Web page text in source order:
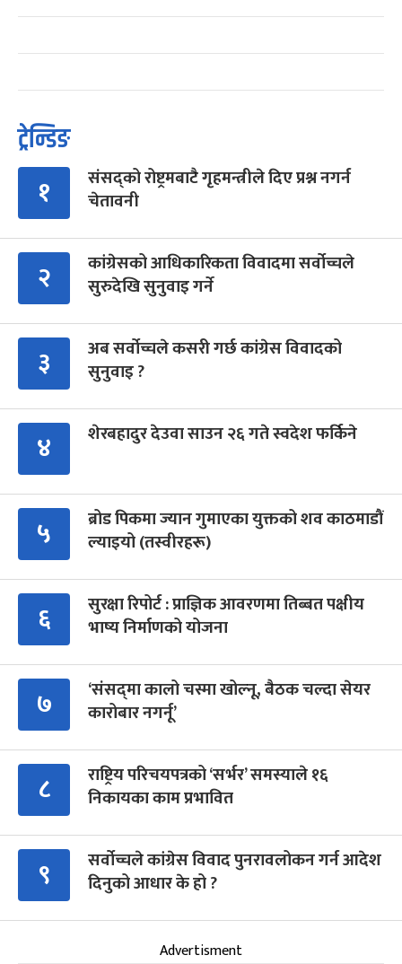
ट्रेन्डिङ
१
संसद्को रोष्ट्रमबाटै गृहमन्त्रीले दिए प्रश्न नगर्न
चेतावनी
२
कांग्रेसको आधिकारिकता विवादमा सर्वोच्चले
सुरुदेखि सुनुवाइ गर्ने
३
अब सर्वोच्चले कसरी गर्छ कांग्रेस विवादको
सुनुवाइ ?
४ शेरबहादुर देउवा साउन २६ गते स्वदेश फर्किने
५
ब्रोड पिकमा ज्यान गुमाएका युक्तको शव काठमाडौं
ल्याइयो (तस्वीरहरू)
६
सुरक्षा रिपोर्ट : प्राज्ञिक आवरणमा तिब्बत पक्षीय
भाष्य निर्माणको योजना
७
‘संसद्‍मा कालो चस्मा खोल्नू, बैठक चल्दा सेयर
कारोबार नगर्नू’
८
राष्ट्रिय परिचयपत्रको ‘सर्भर’ समस्याले १६
निकायका काम प्रभावित
९
सर्वोच्चले कांग्रेस विवाद पुनरावलोकन गर्न आदेश
दिनुको आधार के हो ?
Advertisment